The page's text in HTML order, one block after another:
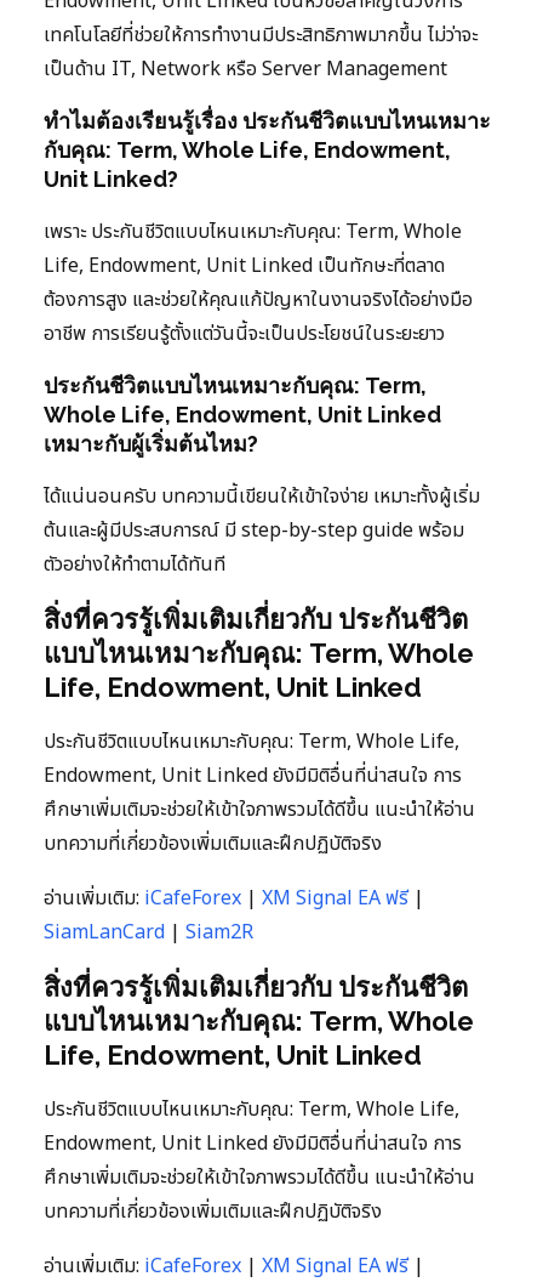
เทคโนโลยีที่ช่วยให้การทำงานมีประสิทธิภาพมากขึ้น ไม่ว่าจะ
เป็นด้าน IT, Network หรือ Server Management
ทำไมต้องเรียนรู้เรื่อง ประกันชีวิตแบบไหนเหมาะ
กับคุณ: Term, Whole Life, Endowment,
Unit Linked?
เพราะ ประกันชีวิตแบบไหนเหมาะกับคุณ: Term, Whole
Life, Endowment, Unit Linked เป็นทักษะที่ตลาด
ต้องการสูง และช่วยให้คุณแก้ปัญหาในงานจริงได้อย่างมือ
อาชีพ การเรียนรู้ตั้งแต่วันนี้จะเป็นประโยชน์ในระยะยาว
ประกันชีวิตแบบไหนเหมาะกับคุณ: Term,
Whole Life, Endowment, Unit Linked
เหมาะกับผู้เริ่มต้นไหม?
ได้แน่นอนครับ บทความนี้เขียนให้เข้าใจง่าย เหมาะทั้งผู้เริ่ม
ต้นและผู้มีประสบการณ์ มี step-by-step guide พร้อม
ตัวอย่างให้ทำตามได้ทันที
สิ่งที่ควรรู้เพิ่มเติมเกี่ยวกับ ประกันชีวิต
แบบไหนเหมาะกับคุณ: Term, Whole
Life, Endowment, Unit Linked
ประกันชีวิตแบบไหนเหมาะกับคุณ: Term, Whole Life,
Endowment, Unit Linked ยังมีมิติอื่นที่น่าสนใจ การ
ศึกษาเพิ่มเติมจะช่วยให้เข้าใจภาพรวมได้ดีขึ้น แนะนำให้อ่าน
บทความที่เกี่ยวข้องเพิ่มเติมและฝึกปฏิบัติจริง
อ่านเพิ่มเติม: iCafeForex | XM Signal EA ฟรี|
SiamLanCard | Siam2R
สิ่งที่ควรรู้เพิ่มเติมเกี่ยวกับ ประกันชีวิต
แบบไหนเหมาะกับคุณ: Term, Whole
Life, Endowment, Unit Linked
ประกันชีวิตแบบไหนเหมาะกับคุณ: Term, Whole Life,
Endowment, Unit Linked ยังมีมิติอื่นที่น่าสนใจ การ
ศึกษาเพิ่มเติมจะช่วยให้เข้าใจภาพรวมได้ดีขึ้น แนะนำให้อ่าน
บทความที่เกี่ยวข้องเพิ่มเติมและฝึกปฏิบัติจริง
อ่านเพิ่มเติม: iCafeForex | XM Signal EA ฟรี|